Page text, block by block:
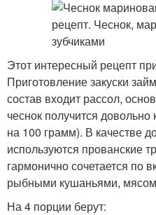
Этот интересный рецепт
Приготовление закуски
состав входит рассол,
чеснок получится
на 100 грамм). В качестве
используются прованские
гармонично сочетается по
рыбными кушаньями,
На 4 порции берут: